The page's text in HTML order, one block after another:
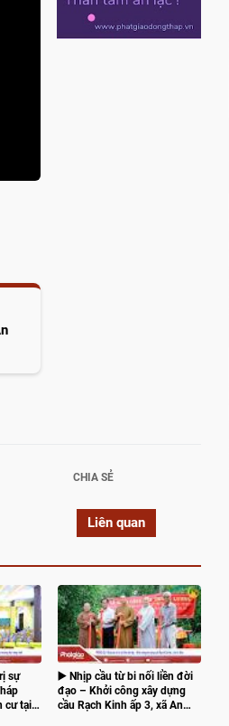
CHIA SẺ
Liên quan
sự
cư tại
▶️ Nhịp cầu từ bi nối liền đời
đạo – Khởi công xây dựng
cầu Rạch Kinh ấp 3, xã An